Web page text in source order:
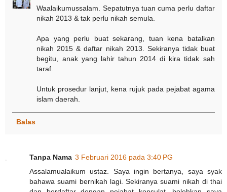
Waalaikumussalam. Sepatutnya tuan cuma perlu daftar
nikah 2013 & tak perlu nikah semula.
Apa yang perlu buat sekarang, tuan kena batalkan
nikah 2015 & daftar nikah 2013. Sekiranya tidak buat
begitu, anak yang lahir tahun 2014 di kira tidak sah
taraf.
Untuk prosedur lanjut, kena rujuk pada pejabat agama
islam daerah.
Balas
Tanpa Nama 3 Februari 2016 pada 3:40 PG
Assalamualaikum ustaz. Saya ingin bertanya, saya syak
bahawa suami bernikah lagi. Sekiranya suami nikah di thai